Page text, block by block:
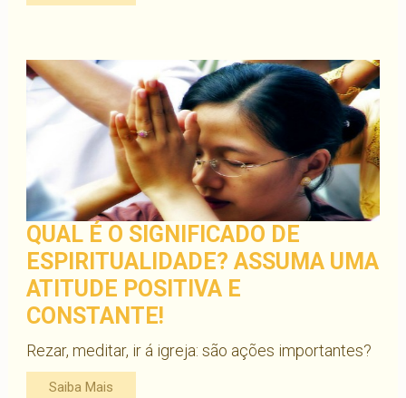
QUAL É O SIGNIFICADO DE
ESPIRITUALIDADE? ASSUMA UMA
ATITUDE POSITIVA E
CONSTANTE!
Rezar, meditar, ir á igreja: são ações importantes?
Saiba Mais